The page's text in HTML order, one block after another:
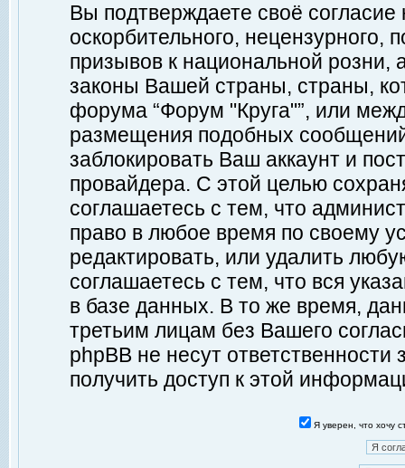
Вы подтверждаете своё
оскорбительного, нецензурного,
призывов к национальной
законы Вашей страны, страны,
форума “Форум "Круга"”, или
размещения подобных
заблокировать Ваш аккаунт и
провайдера. С этой целью
соглашаетесь с тем, что
право в любое время по своему
редактировать, или удалить
соглашаетесь с тем, что вся
в базе данных. В то же время,
третьим лицам без Вашего
phpBB не несут ответственности
получить доступ к этой
Я уверен, что хочу